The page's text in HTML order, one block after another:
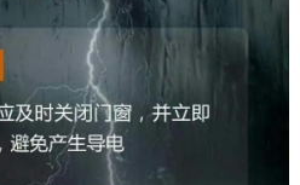
人服务 部门服务
企服务 投资项目